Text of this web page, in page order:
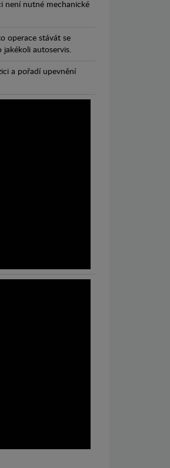
není nutné mechanické
operace stávát se
autoservis.
a pořadí upevnění